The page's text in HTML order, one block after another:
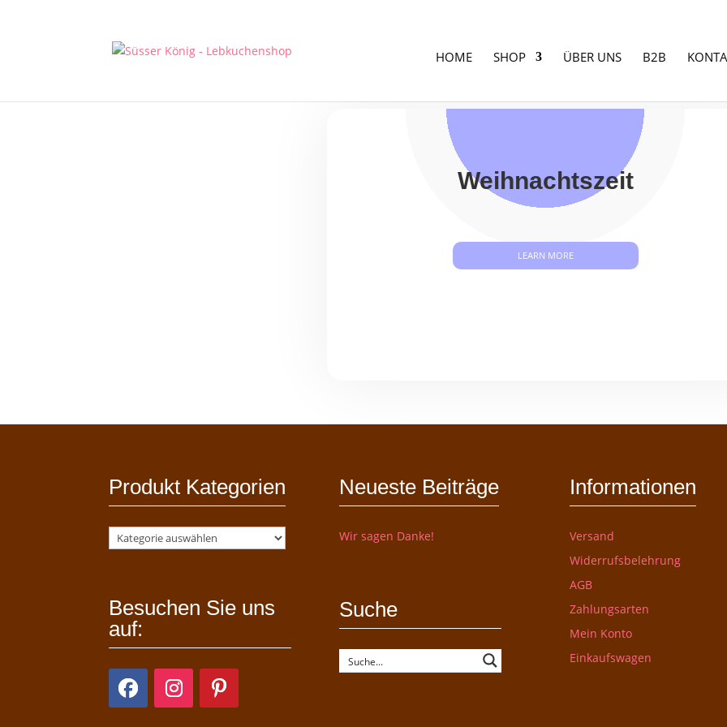
HOME SHOP ÜBER UNS B2B
Weihnachtszeit
LEARN MORE
Produkt Kategorien
Besuchen Sie uns
auf:
Neueste Beiträge
Wir sagen Danke!
Suche
Informationen
Versand
Widerrufsbelehrung
AGB
Zahlungsarten
Mein Konto
Einkaufswagen